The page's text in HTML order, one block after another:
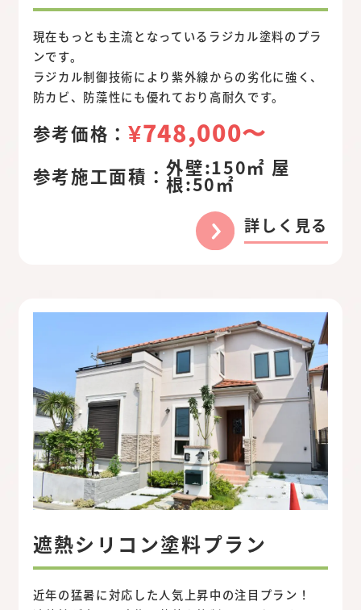
現在もっとも主流となっているラジカル塗料のプラ
ンです。
ラジカル制御技術により紫外線からの劣化に強く、
防カビ、防藻性にも優れており高耐久です。
参考価格： ¥748,000〜
参考施工面積：外壁:150㎡ 屋
根:50㎡
詳しく見る
遮熱シリコン塗料プラン
近年の猛暑に対応した人気上昇中の注目プラン！